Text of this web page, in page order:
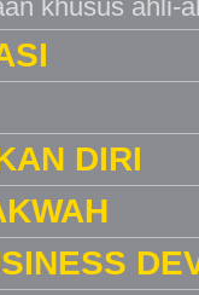
khusus ahli-
DIRI